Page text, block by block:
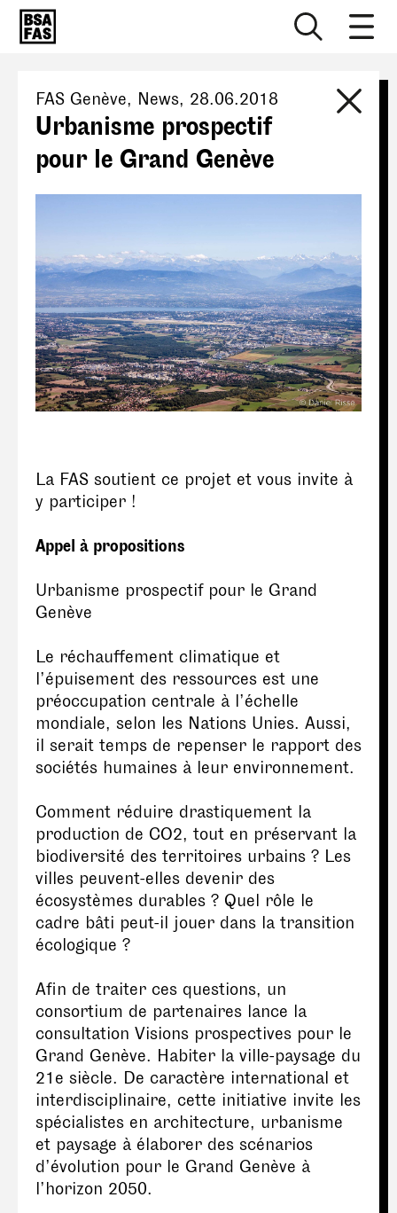
FAS Genève, News, 28.06.2018
Urbanisme prospectif
pour le Grand Genève
La FAS soutient ce projet et vous invite à
y participer !
Appel à propositions
Urbanisme prospectif pour le Grand
Genève
Le réchauffement climatique et
l’épuisement des ressources est une
préoccupation centrale à l’échelle
mondiale, selon les Nations Unies. Aussi,
il serait temps de repenser le rapport des
sociétés humaines à leur environnement.
Comment réduire drastiquement la
production de CO2, tout en préservant la
biodiversité des territoires urbains ? Les
villes peuvent-elles devenir des
écosystèmes durables ? Quel rôle le
cadre bâti peut-il jouer dans la transition
écologique ?
Afin de traiter ces questions, un
consortium de partenaires lance la
consultation Visions prospectives pour le
Grand Genève. Habiter la ville-paysage du
21e siècle. De caractère international et
interdisciplinaire, cette initiative invite les
spécialistes en architecture, urbanisme
et paysage à élaborer des scénarios
d’évolution pour le Grand Genève à
l’horizon 2050.